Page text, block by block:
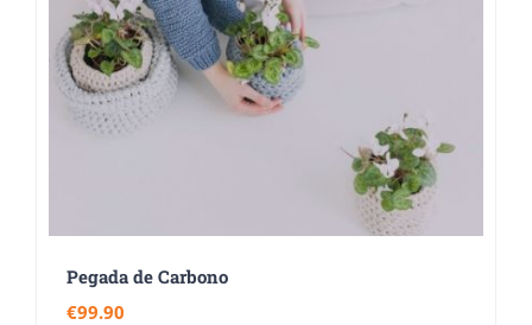
Pegada de Carbono
€99.90